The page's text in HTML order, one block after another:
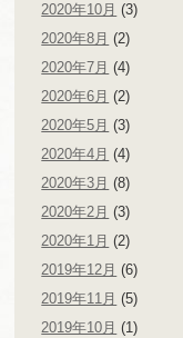
2020年10月 (3)
2020年8月 (2)
2020年7月 (4)
2020年6月 (2)
2020年5月 (3)
2020年4月 (4)
2020年3月 (8)
2020年2月 (3)
2020年1月 (2)
2019年12月 (6)
2019年11月 (5)
2019年10月 (1)